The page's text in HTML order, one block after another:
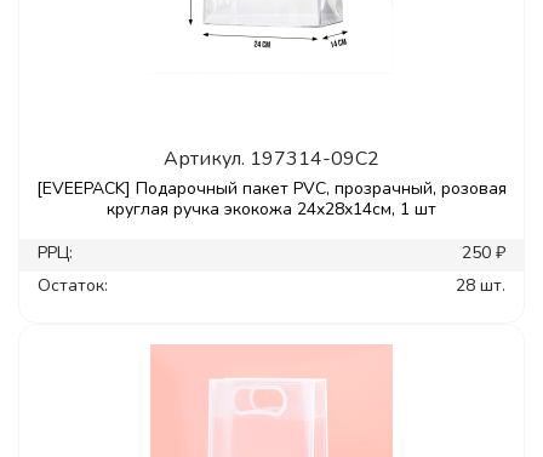
Артикул. 197314-09C2
[EVEEPACK] Подарочный пакет PVC, прозрачный, розовая
круглая ручка экокожа 24x28x14см, 1 шт
РРЦ:
250 ₽
Остаток:
28 шт.